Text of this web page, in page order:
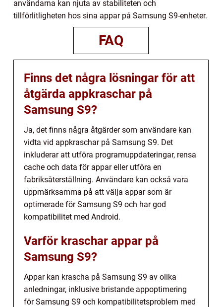
användarna kan njuta av stabiliteten och
tillförlitligheten hos sina appar på Samsung S9-enheter.
FAQ
Finns det några lösningar för att
åtgärda appkraschar på
Samsung S9?
Ja, det finns några åtgärder som användare kan
vidta vid appkraschar på Samsung S9. Det
inkluderar att utföra programuppdateringar, rensa
cache och data för appar eller utföra en
fabriksåterställning. Användare kan också vara
uppmärksamma på att välja appar som är
optimerade för Samsung S9 och har god
kompatibilitet med Android.
Varför kraschar appar på
Samsung S9?
Appar kan krascha på Samsung S9 av olika
anledningar, inklusive bristande appoptimering
för Samsung S9 och kompatibilitetsproblem med